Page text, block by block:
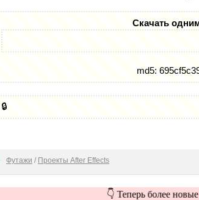
Скачать
md5:
🔒
Футажи / Проекты After Effects
👇 Теперь более